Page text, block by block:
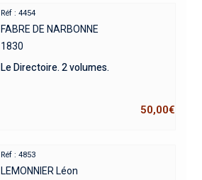
Réf : 4454
FABRE DE NARBONNE
1830
Le Directoire. 2 volumes.
50,00€
Réf : 4853
LEMONNIER Léon